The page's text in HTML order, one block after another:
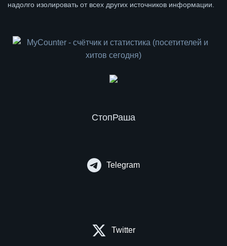
надолго изолировать от всех других источников информации.
СтопРаша
Telegram
Twitter